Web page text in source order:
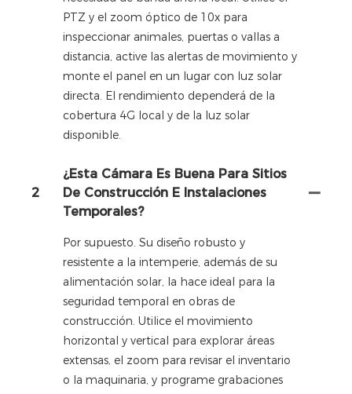
PTZ y el zoom óptico de 10x para
inspeccionar animales, puertas o vallas a
distancia, active las alertas de movimiento y
monte el panel en un lugar con luz solar
directa. El rendimiento dependerá de la
cobertura 4G local y de la luz solar
disponible.
2
¿Esta Cámara Es Buena Para Sitios
De Construcción E Instalaciones
Temporales?
Por supuesto. Su diseño robusto y
resistente a la intemperie, además de su
alimentación solar, la hace ideal para la
seguridad temporal en obras de
construcción. Utilice el movimiento
horizontal y vertical para explorar áreas
extensas, el zoom para revisar el inventario
o la maquinaria, y programe grabaciones